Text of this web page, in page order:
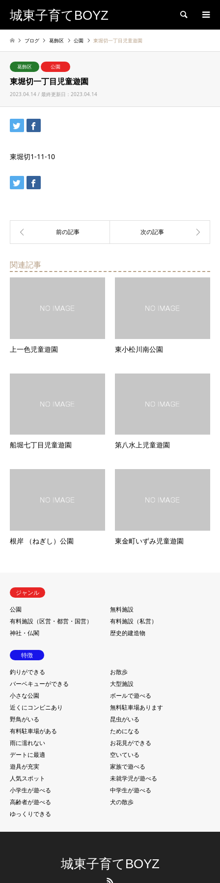
城東子育てBOYZ 検索
ブログ 葛飾区 公園 東堀切一丁目児童遊園
葛飾区 公園
東堀切一丁目児童遊園
2023.04.14 / 最終更新日：2023.04.14
東堀切1-11-10
関連記事
上一色児童遊園 東小松川南公園
船堀七丁目児童遊園 第八水上児童遊園
根岸 （ねぎし）公園 東金町いずみ児童遊園
ジャンル
公園
無料施設
有料施設（区営・都営・国営）
有料施設（私営）
神社・仏閣
歴史的建造物
特徴
釣りができる
お散歩
バーベキューができる
大型施設
小さな公園
ボールで遊べる
近くにコンビニあり
無料駐車場あります
野鳥がいる
昆虫がいる
有料駐車場がある
ためになる
雨に濡れない
お花見ができる
デートに最適
空いている
遊具が充実
家族で遊べる
人気スポット
未就学児が遊べる
小学生が遊べる
中学生が遊べる
高齢者が遊べる
犬の散歩
ゆっくりできる
城東子育てBOYZ